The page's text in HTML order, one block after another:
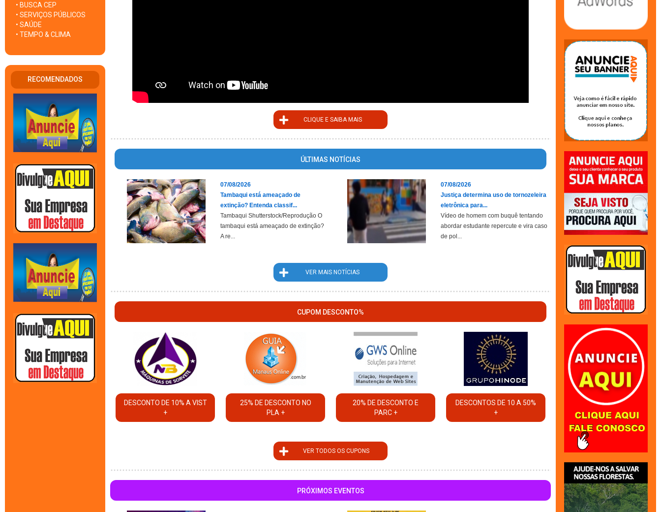
• BUSCA CEP
• SERVIÇOS PÚBLICOS
• SAÚDE
• TEMPO & CLIMA
RECOMENDADOS
CLIQUE E SAIBA MAIS
ÚLTIMAS NOTÍCIAS
07/08/2026
Tambaqui está ameaçado de
extinção? Entenda classif...
Tambaqui Shutterstock/Reprodução O
tambaqui está ameaçado de extinção?
A re...
07/08/2026
Justiça determina uso de tornozeleira
eletrônica para...
Vídeo de homem com buquê tentando
abordar estudante repercute e vira caso
de pol...
VER MAIS NOTÍCIAS
CUPOM DESCONTO%
DESCONTO DE 10% A VIST
+
25% DE DESCONTO NO
PLA +
20% DE DESCONTO E
PARC +
DESCONTOS DE 10 A 50%
+
VER TODOS OS CUPONS
PRÓXIMOS EVENTOS